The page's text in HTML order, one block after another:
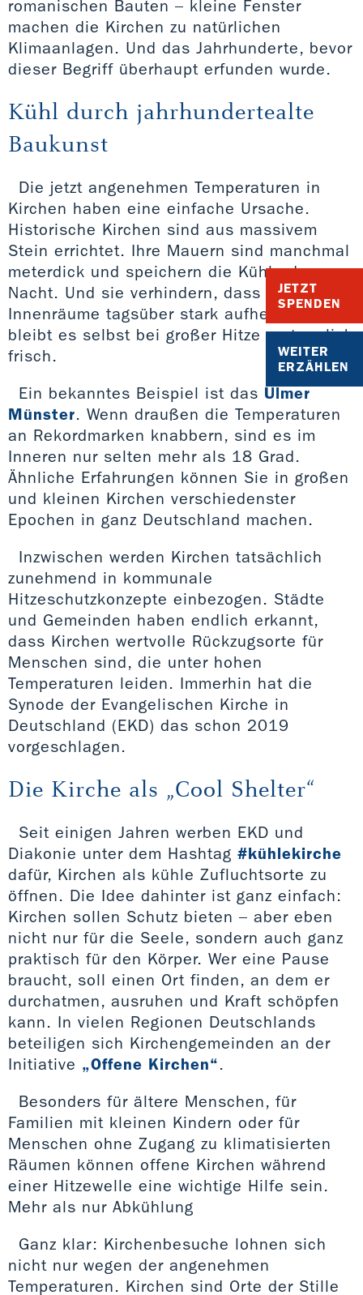
JETZT
SPENDEN
WEITER
ERZÄHLEN
romanischen Bauten – kleine Fenster
machen die Kirchen zu natürlichen
Klimaanlagen. Und das Jahrhunderte, bevor
dieser Begriff überhaupt erfunden wurde.
Kühl durch jahrhundertealte
Baukunst
Die jetzt angenehmen Temperaturen in
Kirchen haben eine einfache Ursache.
Historische Kirchen sind aus massivem
Stein errichtet. Ihre Mauern sind manchmal
meterdick und speichern die Kühle der
Nacht. Und sie verhindern, dass sich die
Innenräume tagsüber stark aufheizen. So
bleibt es selbst bei großer Hitze erstaunlich
frisch.
Ein bekanntes Beispiel ist das Ulmer
Münster. Wenn draußen die Temperaturen
an Rekordmarken knabbern, sind es im
Inneren nur selten mehr als 18 Grad.
Ähnliche Erfahrungen können Sie in großen
und kleinen Kirchen verschiedenster
Epochen in ganz Deutschland machen.
Inzwischen werden Kirchen tatsächlich
zunehmend in kommunale
Hitzeschutzkonzepte einbezogen. Städte
und Gemeinden haben endlich erkannt,
dass Kirchen wertvolle Rückzugsorte für
Menschen sind, die unter hohen
Temperaturen leiden. Immerhin hat die
Synode der Evangelischen Kirche in
Deutschland (EKD) das schon 2019
vorgeschlagen.
Die Kirche als „Cool Shelter“
Seit einigen Jahren werben EKD und
Diakonie unter dem Hashtag #kühlekirche
dafür, Kirchen als kühle Zufluchtsorte zu
öffnen. Die Idee dahinter ist ganz einfach:
Kirchen sollen Schutz bieten – aber eben
nicht nur für die Seele, sondern auch ganz
praktisch für den Körper. Wer eine Pause
braucht, soll einen Ort finden, an dem er
durchatmen, ausruhen und Kraft schöpfen
kann. In vielen Regionen Deutschlands
beteiligen sich Kirchengemeinden an der
Initiative „Offene Kirchen“.
Besonders für ältere Menschen, für
Familien mit kleinen Kindern oder für
Menschen ohne Zugang zu klimatisierten
Räumen können offene Kirchen während
einer Hitzewelle eine wichtige Hilfe sein.
Mehr als nur Abkühlung
Ganz klar: Kirchenbesuche lohnen sich
nicht nur wegen der angenehmen
Temperaturen. Kirchen sind Orte der Stille